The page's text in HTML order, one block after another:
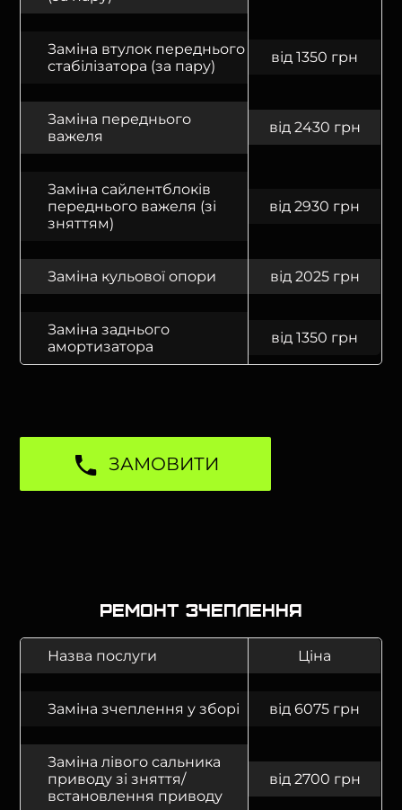
Заміна втулок переднього
стабілізатора (за пару)
від 1350 грн
Заміна переднього
важеля
від 2430 грн
Заміна сайлентблоків
переднього важеля (зі
зняттям)
від 2930 грн
Заміна кульової опори від 2025 грн
Заміна заднього
амортизатора
від 1350 грн
ЗАМОВИТИ
Ремонт зчеплення
Назва послуги Ціна
Заміна зчеплення у зборі від 6075 грн
Заміна лівого сальника
приводу зі зняття/
встановлення приводу
від 2700 грн